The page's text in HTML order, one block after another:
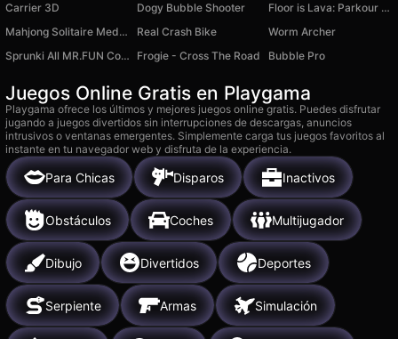
Carrier 3D
Dogy Bubble Shooter
Floor is Lava: Parkour Run
Mahjong Solitaire Meditation
Real Crash Bike
Worm Archer
Sprunki All MR.FUN Computers
Frogie - Cross The Road Bubble Pro
Juegos Online Gratis en Playgama
Playgama ofrece los últimos y mejores juegos online gratis. Puedes disfrutar
jugando a juegos divertidos sin interrupciones de descargas, anuncios
intrusivos o ventanas emergentes. Simplemente carga tus juegos favoritos al
instante en tu navegador web y disfruta de la experiencia.
Para Chicas Disparos Inactivos
Obstáculos Coches Multijugador
Dibujo Divertidos Deportes
Serpiente Armas Simulación